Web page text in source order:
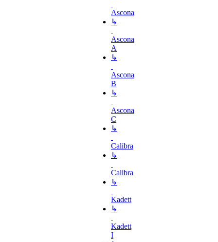
Ascona
↳
Ascona
A
↳
Ascona
B
↳
Ascona
C
↳
Calibra
↳
Calibra
↳
Kadett
↳
Kadett
I